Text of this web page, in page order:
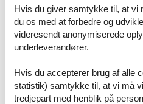
kitchen with a dining area, a
bedroom. The living room has a
that can comfortably sleep two
is equipped with a dishwasher,
compartment, four-burner ceramic
spring bed (180x200cm) with
smoking apartment with parking
Hvis du giver samtykke til, at
du os med at forbedre og
videresendt anonymiserede
underleverandører.
Hvis du accepterer brug af alle
statistik) samtykke til, at vi må
tredjepart med henblik på